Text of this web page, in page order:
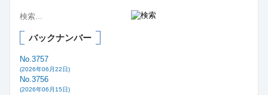
バックナンバー
No.3757
(2026年06月22日)
No.3756
(2026年06月15日)